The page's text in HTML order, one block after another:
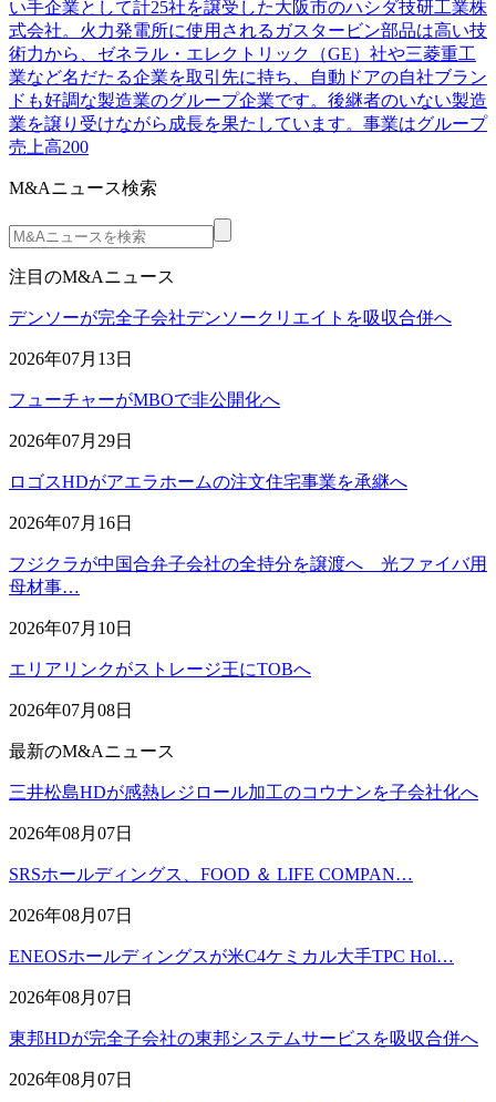
い手企業として計25社を譲受した大阪市のハシダ技研工業株
式会社。火力発電所に使用されるガスタービン部品は高い技
術力から、ゼネラル・エレクトリック（GE）社や三菱重工
業など名だたる企業を取引先に持ち、自動ドアの自社ブラン
ドも好調な製造業のグループ企業です。後継者のいない製造
業を譲り受けながら成長を果たしています。事業はグループ
売上高200
M&Aニュース検索
注目のM&Aニュース
デンソーが完全子会社デンソークリエイトを吸収合併へ
2026年07月13日
フューチャーがMBOで非公開化へ
2026年07月29日
ロゴスHDがアエラホームの注文住宅事業を承継へ
2026年07月16日
フジクラが中国合弁子会社の全持分を譲渡へ 光ファイバ用
母材事…
2026年07月10日
エリアリンクがストレージ王にTOBへ
2026年07月08日
最新のM&Aニュース
三井松島HDが感熱レジロール加工のコウナンを子会社化へ
2026年08月07日
SRSホールディングス、FOOD ＆ LIFE COMPAN…
2026年08月07日
ENEOSホールディングスが米C4ケミカル大手TPC Hol…
2026年08月07日
東邦HDが完全子会社の東邦システムサービスを吸収合併へ
2026年08月07日